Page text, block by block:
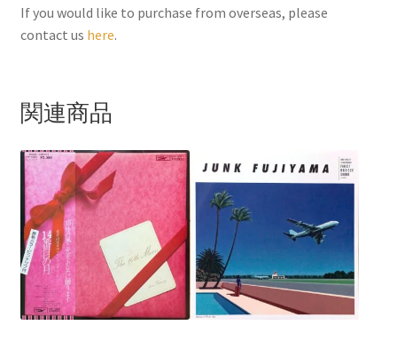
o
o
e
r
r
If you would like to purchase from overseas, please
contact us here.
関連商品